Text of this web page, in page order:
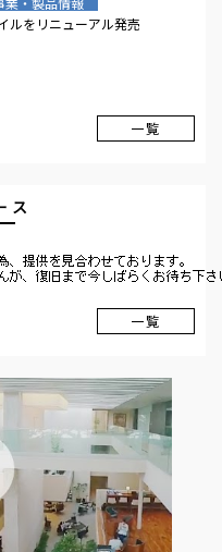
ルをリニューアル発売
一覧
ス
一覧